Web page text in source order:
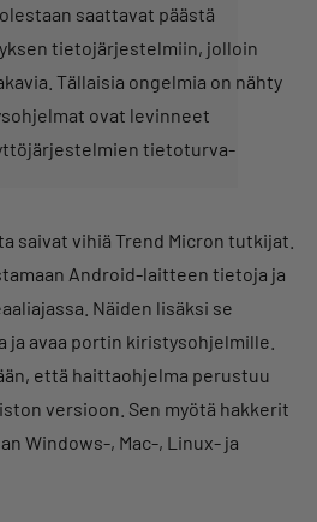
saattavat päästä
tietojärjestelmiin, jolloin
Tällaisia ongelmia on nähty
ovat levinneet
tietoturva-
saivat vihiä Trend Micron tutkijat.
Android-laitteen tietoja ja
Näiden lisäksi se
ja avaa portin kiristysohjelmille.
että haittaohjelma perustuu
versioon. Sen myötä hakkerit
Windows-, Mac-, Linux- ja